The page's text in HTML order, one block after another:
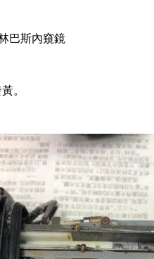
巴斯內窺鏡
。